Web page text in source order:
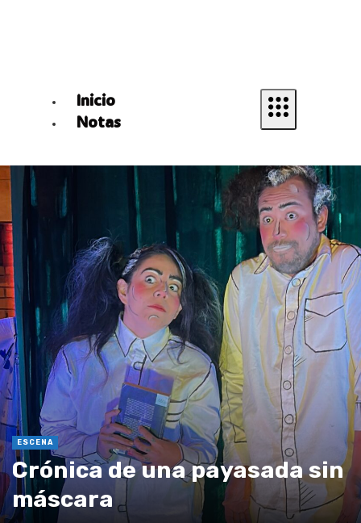
Inicio
Notas
Bacatá
De la región
La Vitrina
ESCENA
Crónica de una payasada sin
máscara